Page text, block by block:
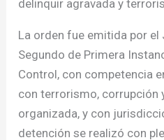
delinquir agravada y
La orden fue emitida por el
Segundo de Primera
Control, con competencia
con terrorismo, corrupción
organizada, y con
detención se realizó con